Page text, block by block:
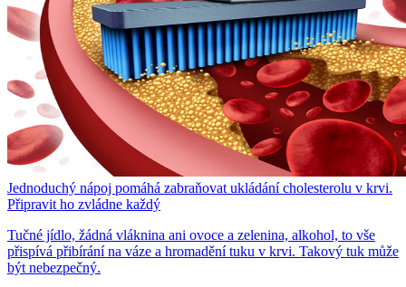
Jednoduchý nápoj pomáhá zabraňovat ukládání cholesterolu v krvi.
Připravit ho zvládne každý
Tučné jídlo, žádná vláknina ani ovoce a zelenina, alkohol, to vše
přispívá přibírání na váze a hromadění tuku v krvi. Takový tuk může
být nebezpečný.